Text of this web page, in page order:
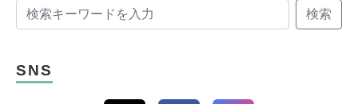
検索
SNS